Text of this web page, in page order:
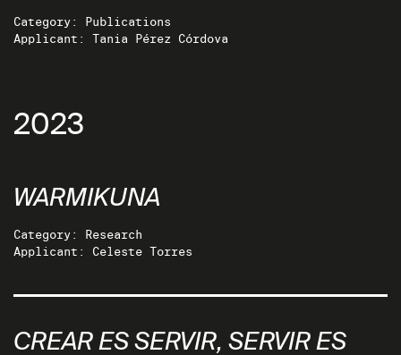
Category: Publications
Applicant: Tania Pérez Córdova
2023
WARMIKUNA
Category: Research
Applicant: Celeste Torres
CREAR ES SERVIR, SERVIR ES